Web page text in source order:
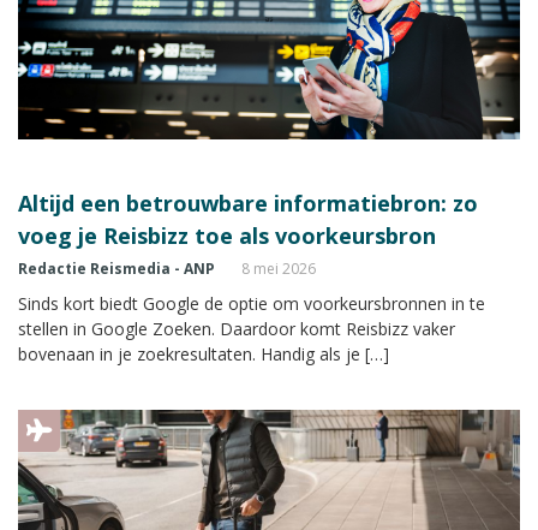
Altijd een betrouwbare informatiebron: zo
voeg je Reisbizz toe als voorkeursbron
Redactie Reismedia - ANP 8 mei 2026
Sinds kort biedt Google de optie om voorkeursbronnen in te
stellen in Google Zoeken. Daardoor komt Reisbizz vaker
bovenaan in je zoekresultaten. Handig als je […]